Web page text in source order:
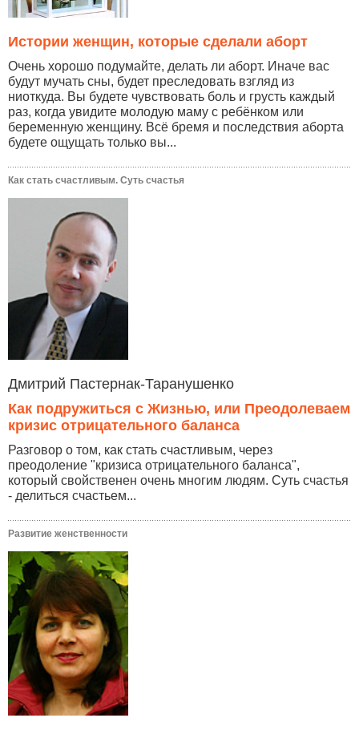
Истории женщин, которые сделали аборт
Очень хорошо подумайте, делать ли аборт. Иначе вас
будут мучать сны, будет преследовать взгляд из
ниоткуда. Вы будете чувствовать боль и грусть каждый
раз, когда увидите молодую маму с ребёнком или
беременную женщину. Всё бремя и последствия аборта
будете ощущать только вы...
Как стать счастливым. Суть счастья
Дмитрий Пастернак-Таранушенко
Как подружиться с Жизнью, или Преодолеваем
кризис отрицательного баланса
Разговор о том, как стать счастливым, через
преодоление "кризиса отрицательного баланса",
который свойственен очень многим людям. Суть счастья
- делиться счастьем...
Развитие женственности